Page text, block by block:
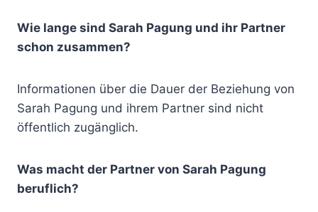
Wie lange sind Sarah Pagung und ihr Partner
schon zusammen?
Informationen über die Dauer der Beziehung von
Sarah Pagung und ihrem Partner sind nicht
öffentlich zugänglich.
Was macht der Partner von Sarah Pagung
beruflich?